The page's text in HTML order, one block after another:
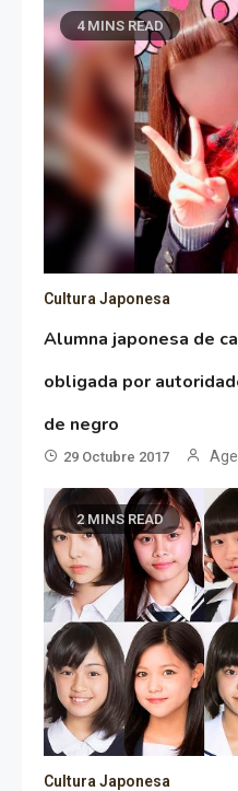
4 MINS READ
Cultura Japonesa
Alumna japonesa de
obligada por
de negro
29 Octubre 2017
2 MINS READ
Cultura Japonesa